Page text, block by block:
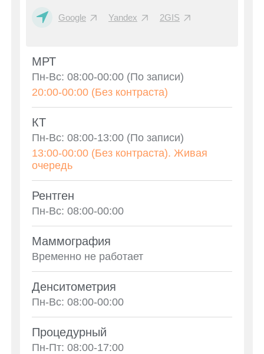
Google Yandex 2GIS
МРТ
Пн-Вс: 08:00-00:00 (По записи)
20:00-00:00 (Без контраста)
КТ
Пн-Вс: 08:00-13:00 (По записи)
13:00-00:00 (Без контраста). Живая
очередь
Рентген
Пн-Вс: 08:00-00:00
Маммография
Временно не работает
Денситометрия
Пн-Вс: 08:00-00:00
Процедурный
Пн-Пт: 08:00-17:00